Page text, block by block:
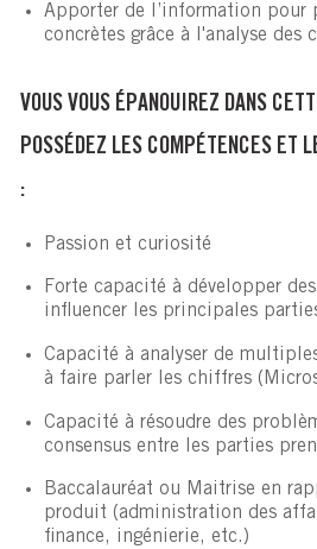
Apporter de l’information pour
concrètes grâce à l'analyse des
VOUS VOUS ÉPANOUIREZ DANS
POSSÉDEZ LES COMPÉTENCES ET
:
Passion et curiosité
Forte capacité à développer
influencer les principales
Capacité à analyser de
à faire parler les chiffres
Capacité à résoudre des
consensus entre les parties
Baccalauréat ou Maitrise en
produit (administration des
finance, ingénierie, etc.)